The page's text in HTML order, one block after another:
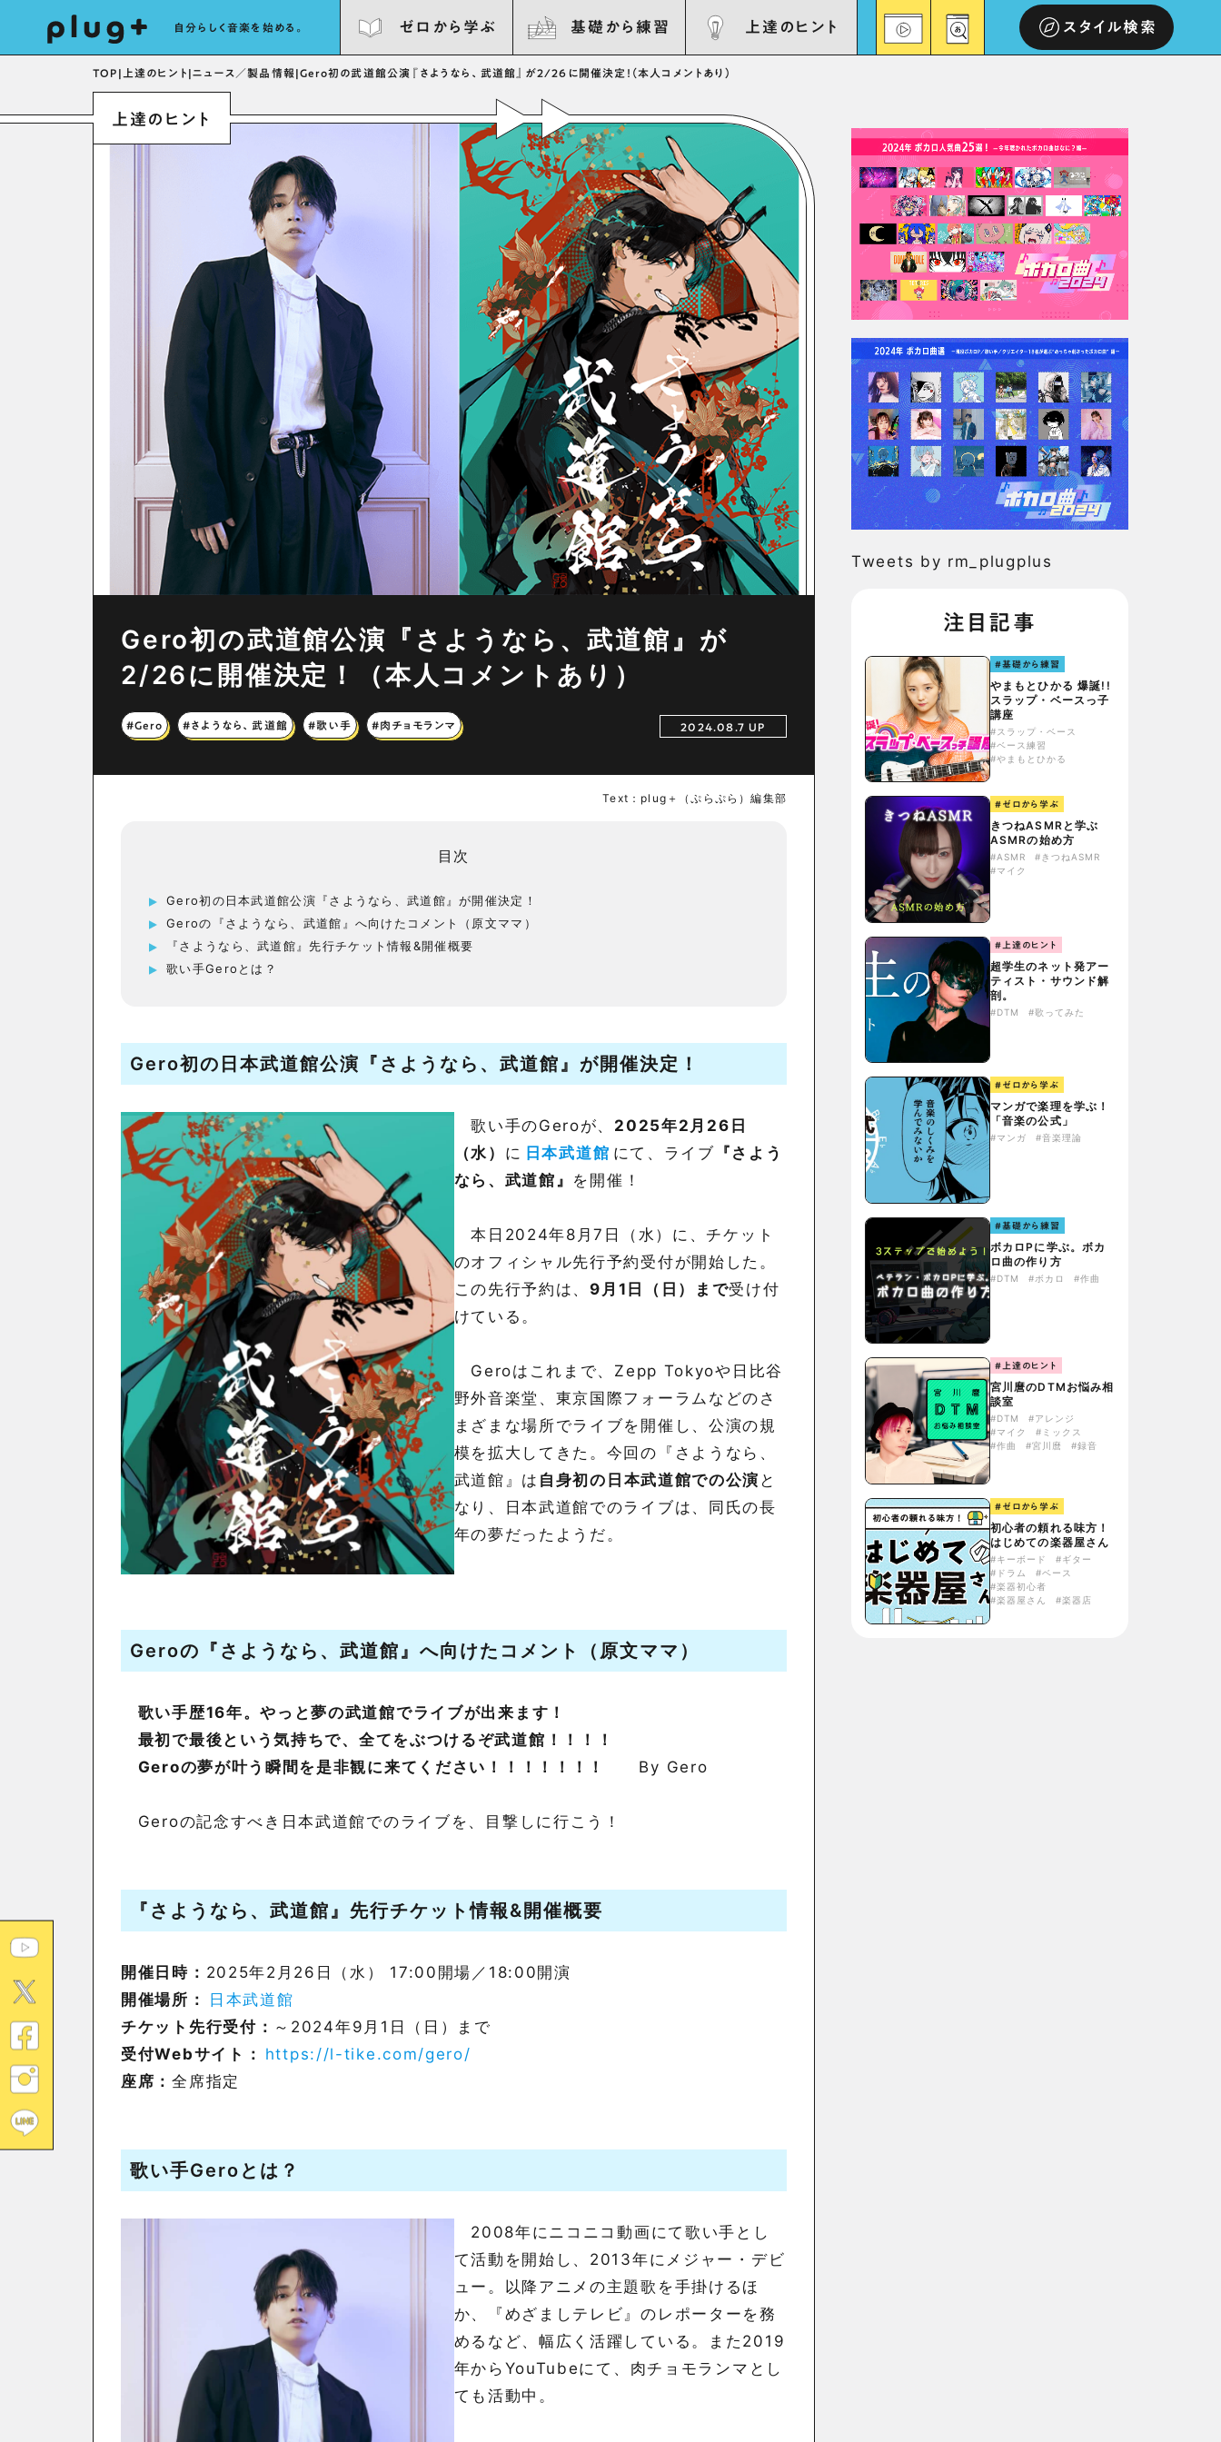
自分らしく音楽を始める。 ゼロから学ぶ 基礎から練習 上達のヒント スタイル検索
TOP | 上達のヒント |ニュース／製品情報 |Gero初の武道館公演『さようなら、武道館』が2/26に開催決定！（本人コメントあり）
上達のヒント
Gero初の武道館公演『さようなら、武道館』が
2/26に開催決定！（本人コメントあり）
#Gero #さようなら、武道館 #歌い手 #肉チョモランマ 2024.08.7 UP
Text：plug＋（ぷらぷら）編集部
目次
Gero初の日本武道館公演『さようなら、武道館』が開催決定！
Geroの『さようなら、武道館』へ向けたコメント（原文ママ）
『さようなら、武道館』先行チケット情報&開催概要
歌い手Geroとは？
Gero初の日本武道館公演 『さようなら、武道館』 が開催決定！
歌い手のGeroが、 2025年2月26日
（水） に 日本武道館 にて、ライブ 『さよう
なら、武道館』 を開催！
本日2024年8月7日（水）に、チケット
のオフィシャル先行予約受付が開始した。
この先行予約は、 9月1日（日）まで受け付
けている。
Geroはこれまで、Zepp Tokyoや日比谷
野外音楽堂、東京国際フォーラムなどのさ
まざまな場所でライブを開催し、公演の規
模を拡大してきた。今回の『さようなら、
武道館』は 自身初の日本武道館での公演 と
なり、日本武道館でのライブは、同氏の長
年の夢だったようだ。
Geroの 『さようなら、武道館』 へ向けたコメント（原文ママ）
歌い手歴16年。やっと夢の武道館でライブが出来ます！
最初で最後という気持ちで、全てをぶつけるぞ武道館！！！！
Geroの夢が叶う瞬間を是非観に来てください！！！！！！！
By Gero
Geroの記念すべき日本武道館でのライブを、目撃しに行こう！
『さようなら、武道館』 先行チケット情報&開催概要
開催日時： 2025年2月26日（水） 17:00開場／18:00開演
開催場所：
日本武道館
チケット先行受付： ～2024年9月1日（日）まで
受付Webサイト： https://l-tike.com/gero/
座席：全席指定
歌い手Geroとは？
2008年にニコニコ動画にて歌い手とし
て活動を開始し、2013年にメジャー・デビ
ュー。以降アニメの主題歌を手掛けるほ
か、『めざましテレビ』のレポーターを務
めるなど、幅広く活躍している。また2019
年からYouTubeにて、肉チョモランマとし
ても活動中。
Tweets by rm_plugplus
注目記事
#基礎から練習
やまもとひかる 爆誕!!
スラップ・ベースっ子
講座
#スラップ・ベース
#ベース練習
#やまもとひかる
#ゼロから学ぶ
きつねASMRと学ぶ
ASMRの始め方
#ASMR
#きつねASMR
#マイク
#上達のヒント
超学生のネット発アー
ティスト・サウンド解
剖。
#DTM #歌ってみた
#ゼロから学ぶ
マンガで楽理を学ぶ！
「音楽の公式」
#マンガ #音楽理論
#基礎から練習
ボカロPに学ぶ。ボカ
ロ曲の作り方
#DTM #ボカロ #作曲
#上達のヒント
宮川麿のDTMお悩み相
談室
#DTM
#アレンジ
#マイク
#ミックス
#作曲
#宮川麿 #録音
#ゼロから学ぶ
初心者の頼れる味方！
はじめての楽器屋さん
#キーボード
#ギター
#ドラム
#ベース
#楽器初心者
#楽器屋さん
#楽器店